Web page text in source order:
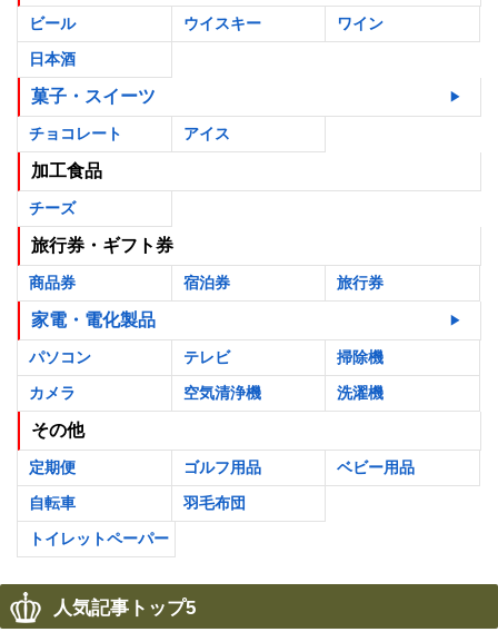
ビール ウイスキー
ワイン
日本酒
菓子・スイーツ
チョコレート アイス
加工食品
チーズ
旅行券・ギフト券
商品券 宿泊券 旅行券
家電・電化製品
パソコン テレビ
掃除機
カメラ
空気清浄機 洗濯機
その他
定期便 ゴルフ用品
ベビー用品
自転車
羽毛布団
トイレットペーパー
人気記事トップ5